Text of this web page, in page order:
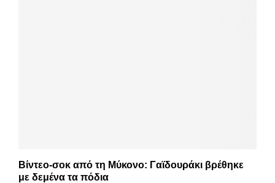
Βίντεο-σοκ από τη Μύκονο: Γαϊδουράκι βρέθηκε
με δεμένα τα πόδια